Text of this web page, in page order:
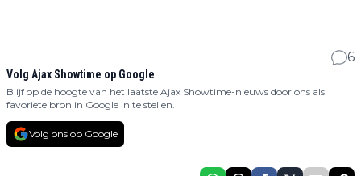
6
Volg Ajax Showtime op Google
Blijf op de hoogte van het laatste Ajax Showtime-nieuws door ons als
favoriete bron in Google in te stellen.
Volg ons op Google